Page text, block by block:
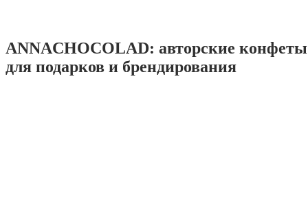
ANNACHOCOLAD: авторские
для подарков и брендирования